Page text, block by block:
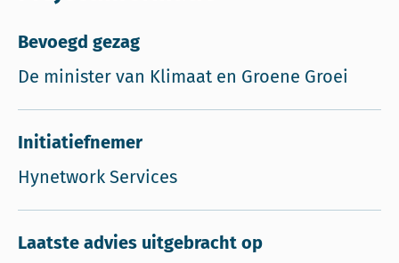
Bevoegd gezag
De minister van Klimaat en Groene Groei
Initiatiefnemer
Hynetwork Services
Laatste advies uitgebracht op